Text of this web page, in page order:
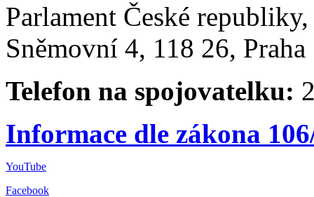
Parlament České
Sněmovní 4, 118 26,
Telefon na spojovatelku:
Informace dle zákona
YouTube
Facebook